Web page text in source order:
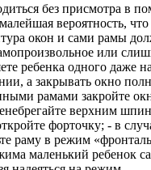
без присмотра в
вероятность,
окон и сами рамы
или
ребенка одного даже
а закрывать окно
рамами закройте
верхним
форточку; - в
раму в режим
маленький ребенок